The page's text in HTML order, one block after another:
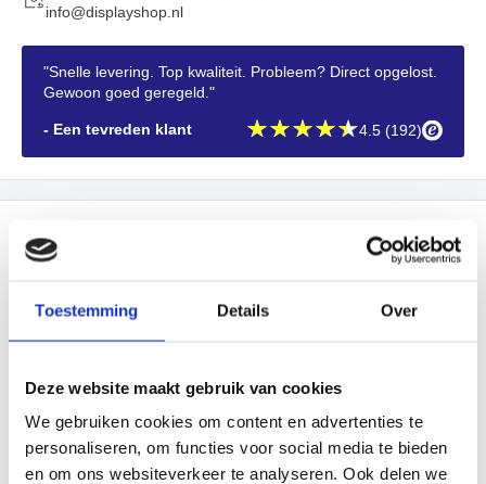
Toestemming Details Over
Deze website maakt gebruik van cookies
We gebruiken cookies om content en advertenties te
personaliseren, om functies voor social media te bieden
en om ons websiteverkeer te analyseren. Ook delen we
"Snelle levering. Top kwaliteit. Probleem? Direct opgelost.
Gewoon goed geregeld."
- Een tevreden klant 4.5 (192)
info@displayshop.nl
Beschrijving
LTR - EKO
Een stijlvolle sensor afvalbak voor afvalscheiding van
geborsteld RVS voorzien van fingerprint proof coating. Een